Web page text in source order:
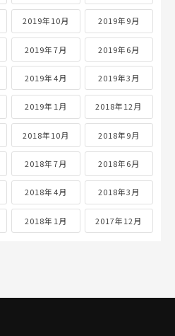
2019年10月 2019年9月
2019年7月 2019年6月
2019年4月 2019年3月
2019年1月 2018年12月
2018年10月 2018年9月
2018年7月 2018年6月
2018年4月 2018年3月
2018年1月 2017年12月